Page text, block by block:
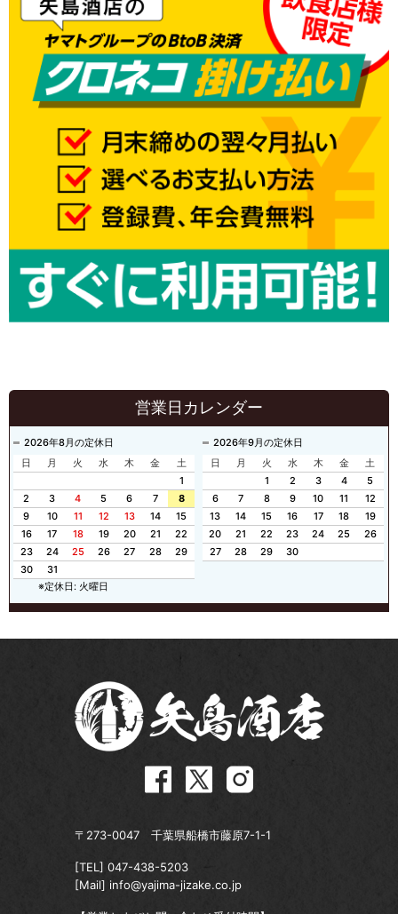
営業日カレンダー
2026年8月の定休日
日
月 火 水 木 金
土
1
2
3 4 5 6 7
8
9
10 11 12 13 14
15
16
17 18 19 20 21
22
23
24 25 26 27 28
29
30
31
2026年9月の定休日
日
月 火 水 木 金
土
1
2 3 4
5
6
7 8 9 10 11
12
13
14 15 16 17 18
19
20
21 22 23 24 25
26
27
28 29 30
※定休日: 火曜日
〒273-0047 千葉県船橋市藤原7-1-1
[TEL] 047-438-5203
[Mail] info@yajima-jizake.co.jp